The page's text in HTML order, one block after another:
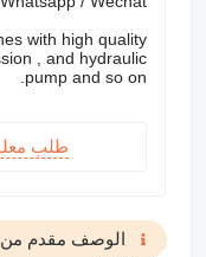
with high quality
, and hydraulic
pump and so on.
طلب
الوصف مقدم من